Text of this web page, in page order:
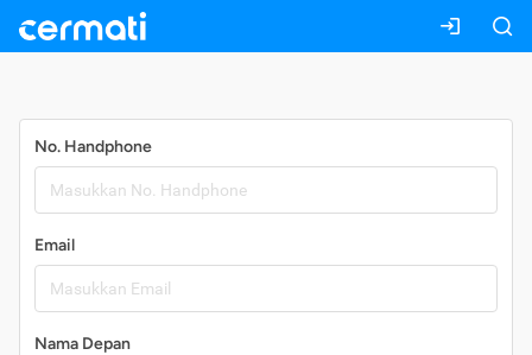
No. Handphone
Email
Nama Depan